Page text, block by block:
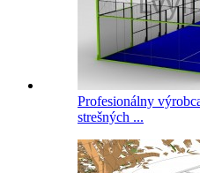
Profesionálny
strešných ...